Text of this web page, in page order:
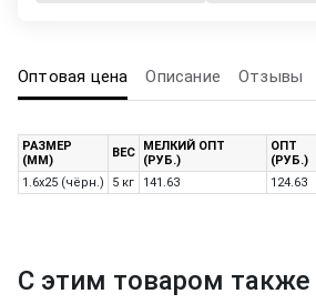
Оптовая цена Описание Отзывы
РАЗМЕР
(ММ)
ВЕС
МЕЛКИЙ ОПТ
(РУБ.)
ОПТ
(РУБ.)
1.6х25 (чёрн.)
5 кг 141.63 124.63
С этим товаром